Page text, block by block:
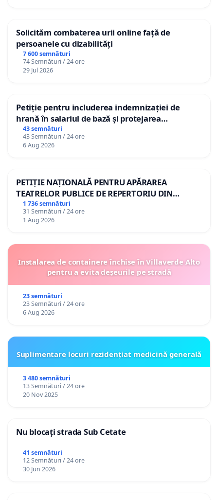
Solicităm combaterea urii online față de
persoanele cu dizabilități
7 600 semnături
74 Semnături / 24 ore
29 Jul 2026
Petiție pentru includerea indemnizației de
hrană în salariul de bază și protejarea
gradațiilor de vechime pentru asistenții
personali
43 semnături
43 Semnături / 24 ore
6 Aug 2026
PETIȚIE NAȚIONALĂ PENTRU APĂRAREA
TEATRELOR PUBLICE DE REPERTORIU DIN
ROMÂNIA
1 736 semnături
31 Semnături / 24 ore
1 Aug 2026
Instalarea de containere închise în Villaverde Alto
pentru a evita deșeurile pe stradă
23 semnături
23 Semnături / 24 ore
6 Aug 2026
Suplimentare locuri rezidențiat medicină generală
3 480 semnături
13 Semnături / 24 ore
20 Nov 2025
Nu blocați strada Sub Cetate
41 semnături
12 Semnături / 24 ore
30 Jun 2026